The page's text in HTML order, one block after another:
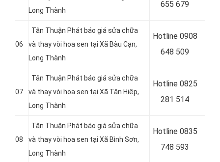
Long Thành
655 679
06
Tân Thuận Phát báo giá sửa chữa
và thay vòi hoa sen tại Xã Bàu Cạn,
Long Thành
Hotline 0908
648 509
07
Tân Thuận Phát báo giá sửa chữa
và thay vòi hoa sen tại Xã Tân Hiệp,
Long Thành
Hotline 0825
281 514
08
Tân Thuận Phát báo giá sửa chữa
và thay vòi hoa sen tại Xã Bình Sơn,
Long Thành
Hotline 0835
748 593